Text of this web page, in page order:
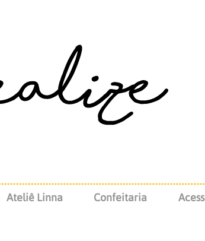
Ateliê Linna Confeitaria